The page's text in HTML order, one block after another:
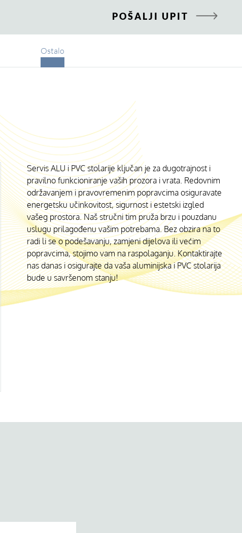
POŠALJI UPIT
Ostalo
Servis ALU i PVC stolarije ključan je za dugotrajnost i
pravilno funkcioniranje vaših prozora i vrata. Redovnim
održavanjem i pravovremenim popravcima osiguravate
energetsku učinkovitost, sigurnost i estetski izgled
vašeg prostora. Naš stručni tim pruža brzu i pouzdanu
uslugu prilagođenu vašim potrebama. Bez obzira na to
radi li se o podešavanju, zamjeni dijelova ili većim
popravcima, stojimo vam na raspolaganju. Kontaktirajte
nas danas i osigurajte da vaša aluminijska i PVC stolarija
bude u savršenom stanju!